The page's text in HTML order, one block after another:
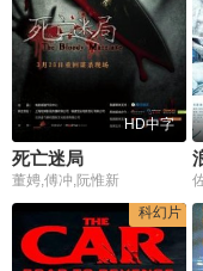
HD中字
死亡迷局
董娉,傅冲,阮惟新
科幻片